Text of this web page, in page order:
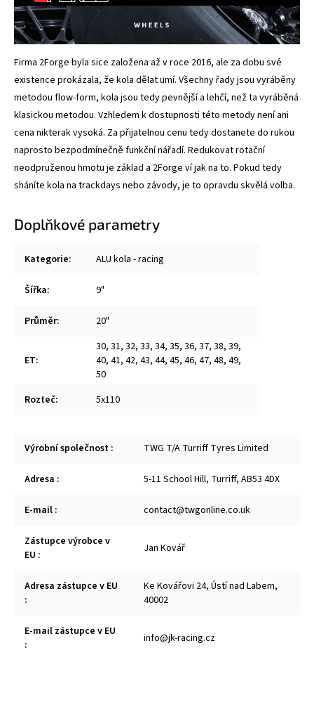
Firma 2Forge byla sice založena až v roce 2016, ale za dobu své
existence prokázala, že kola dělat umí. Všechny řady jsou vyráběny
metodou flow-form, kola jsou tedy pevnější a lehčí, než ta vyráběná
klasickou metodou. Vzhledem k dostupnosti této metody není ani
cena nikterak vysoká. Za přijatelnou cenu tedy dostanete do rukou
naprosto bezpodmínečně funkční nářadí. Redukovat rotační
neodpruženou hmotu je základ a 2Forge ví jak na to. Pokud tedy
sháníte kola na trackdays nebo závody, je to opravdu skvělá volba.
Doplňkové parametry
Kategorie: ALU kola - racing
Šířka: 9"
Průměr: 20"
ET:
30, 31, 32, 33, 34, 35, 36, 37, 38, 39,
40, 41, 42, 43, 44, 45, 46, 47, 48, 49,
50
Rozteč: 5x110
Výrobní společnost : TWG T/A Turriff Tyres Limited
Adresa : 5-11 School Hill, Turriff, AB53 4DX
E-mail : contact@twgonline.co.uk
Zástupce výrobce v
EU : Jan Kovář
Adresa zástupce v EU
:
Ke Kovářovi 24, Ústí nad Labem,
40002
E-mail zástupce v EU
:
info@jk-racing.cz